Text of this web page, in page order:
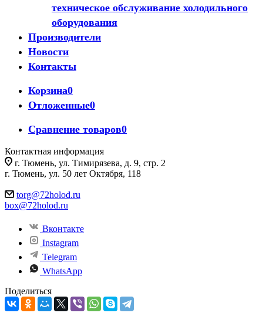
техническое обслуживание холодильного
оборудования
Производители
Новости
Контакты
Корзина0
Отложенные0
Сравнение товаров0
Контактная информация
г. Тюмень, ул. Тимирязева, д. 9, стр. 2
г. Тюмень, ул. 50 лет Октября, 118
torg@72holod.ru
box@72holod.ru
Вконтакте
Instagram
Telegram
WhatsApp
Поделиться